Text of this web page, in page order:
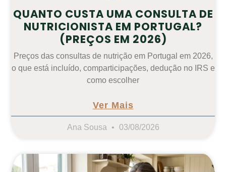
QUANTO CUSTA UMA CONSULTA DE
NUTRICIONISTA EM PORTUGAL?
(PREÇOS EM 2026)
Preços das consultas de nutrição em Portugal em 2026,
o que está incluído, comparticipações, dedução no IRS e
como escolher
Ver Mais
Ana Sousa 03/08/2026